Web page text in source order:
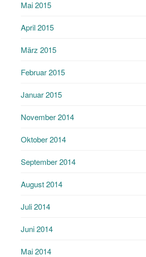
Mai 2015
April 2015
März 2015
Februar 2015
Januar 2015
November 2014
Oktober 2014
September 2014
August 2014
Juli 2014
Juni 2014
Mai 2014